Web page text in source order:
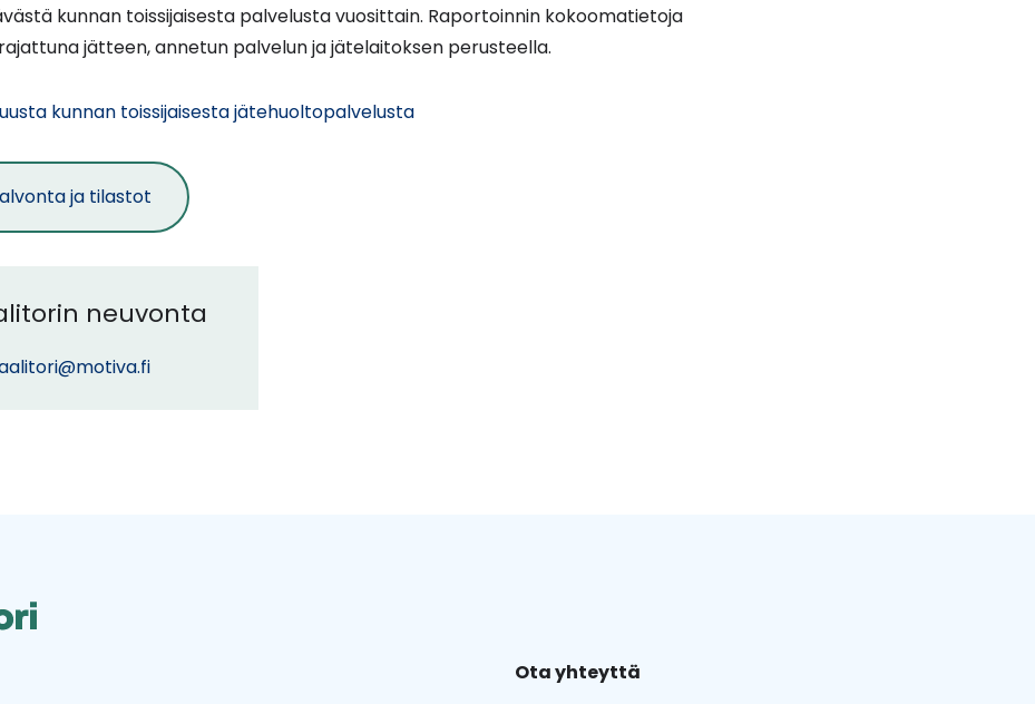
kunnan toissijaisesta palvelusta vuosittain. Raportoinnin kokoomatietoja
jätteen, annetun palvelun ja jätelaitoksen perusteella.
kunnan toissijaisesta jätehuoltopalvelusta(siirryt
ja tilastot
neuvonta
Ota yhteyttä